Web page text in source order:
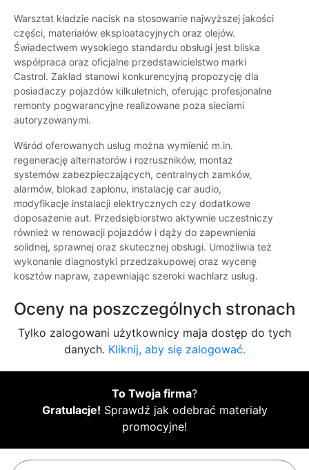
Warsztat kładzie nacisk na stosowanie najwyższej jakości
części, materiałów eksploatacyjnych oraz olejów.
Świadectwem wysokiego standardu obsługi jest bliska
współpraca oraz oficjalne przedstawicielstwo marki
Castrol. Zakład stanowi konkurencyjną propozycję dla
posiadaczy pojazdów kilkuletnich, oferując profesjonalne
remonty pogwarancyjne realizowane poza sieciami
autoryzowanymi.
Wśród oferowanych usług można wymienić m.in.
regenerację alternatorów i rozruszników, montaż
systemów zabezpieczających, centralnych zamków,
alarmów, blokad zapłonu, instalację car audio,
modyfikacje instalacji elektrycznych czy dodatkowe
doposażenie aut. Przedsiębiorstwo aktywnie uczestniczy
również w renowacji pojazdów i dąży do zapewnienia
solidnej, sprawnej oraz skutecznej obsługi. Umożliwia też
wykonanie diagnostyki przedzakupowej oraz wycenę
kosztów napraw, zapewniając szeroki wachlarz usług.
Oceny na poszczególnych stronach
Tylko zalogowani użytkownicy maja dostęp do tych
danych. Kliknij, aby się zalogować.
To Twoja firma?
Gratulacje! Sprawdź jak odebrać materiały
promocyjne!